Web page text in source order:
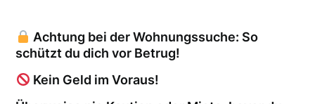
Achtung bei der Wohnungssuche: So
schützt du dich vor Betrug!
Kein Geld im Voraus!